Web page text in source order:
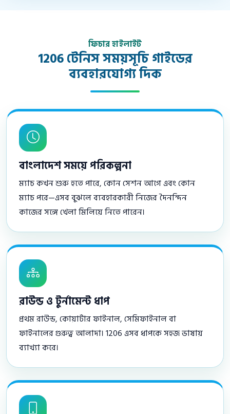
ফিচার হাইলাইট
1206 টেনিস সময়সূচি গাইডের
ব্যবহারযোগ্য দিক
বাংলাদেশ সময়ে পরিকল্পনা
ম্যাচ কখন শুরু হতে পারে, কোন সেশন আগে এবং কোন
ম্যাচ পরে—এসব বুঝলে ব্যবহারকারী নিজের দৈনন্দিন
কাজের সঙ্গে খেলা মিলিয়ে নিতে পারেন।
রাউন্ড ও টুর্নামেন্ট ধাপ
প্রথম রাউন্ড, কোয়ার্টার ফাইনাল, সেমিফাইনাল বা
ফাইনালের গুরুত্ব আলাদা। 1206 এসব ধাপকে সহজ ভাষায়
ব্যাখ্যা করে।